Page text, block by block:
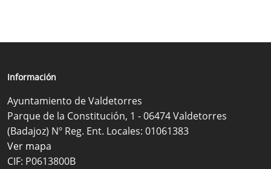
Información
Ayuntamiento de Valdetorres
Parque de la Constitución, 1 - 06474 Valdetorres
(Badajoz) Nº Reg. Ent. Locales: 01061383
Ver mapa
CIF: P0613800B